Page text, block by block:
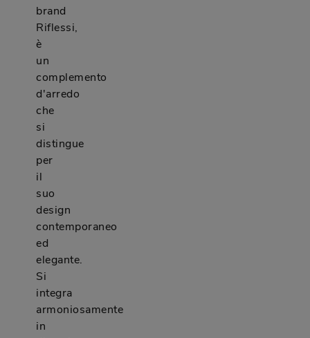
brand
Riflessi,
è
un
complemento
d'arredo
che
si
distingue
per
il
suo
design
contemporaneo
ed
elegante.
Si
integra
armoniosamente
in